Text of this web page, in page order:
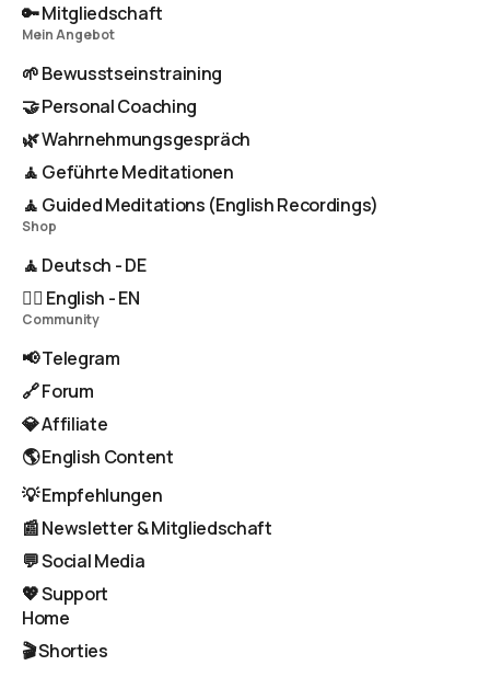
🔑 Mitgliedschaft
Mein Angebot
🌱 Bewusstseinstraining
🤝 Personal Coaching
🌿 Wahrnehmungsgespräch
🧘 Geführte Meditationen
🧘 Guided Meditations (English Recordings)
Shop
🧘 Deutsch - DE
🧘‍♂️ English - EN
Community
📢 Telegram
🔗 Forum
💎 Affiliate
🌎 English Content
💡 Empfehlungen
📰 Newsletter & Mitgliedschaft
💬 Social Media
💖 Support
Home
🎬 Shorties